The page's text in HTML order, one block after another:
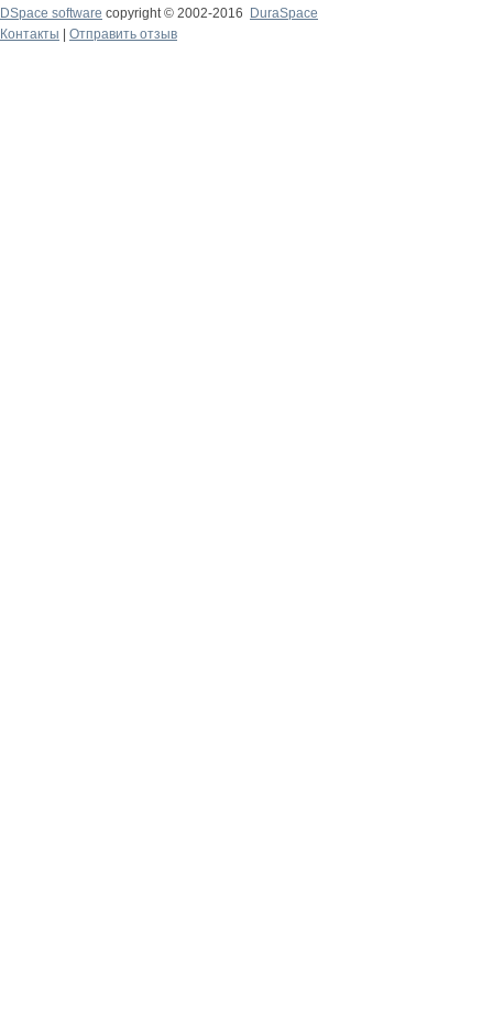
DSpace software copyright © 2002-2016
DuraSpace
Контакты
Отправить отзыв